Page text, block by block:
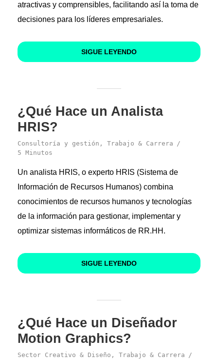
atractivas y comprensibles, facilitando así la toma de
decisiones para los líderes empresariales.
SIGUE LEYENDO
¿Qué Hace un Analista
HRIS?
Consultoría y gestión , Trabajo & Carrera
5 Minutos
Un analista HRIS, o experto HRIS (Sistema de
Información de Recursos Humanos) combina
conocimientos de recursos humanos y tecnologías
de la información para gestionar, implementar y
optimizar sistemas informáticos de RR.HH.
SIGUE LEYENDO
¿Qué Hace un Diseñador
Motion Graphics?
Sector Creativo & Diseño , Trabajo & Carrera